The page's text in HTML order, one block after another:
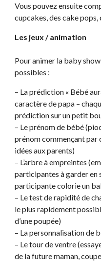
Vous pouvez ensuite
cupcakes, des cake pops,
Les jeux / animation
Pour animer la baby
possibles :
– La prédiction « Bébé
caractère de papa –
prédiction sur un petit
– Le prénom de bébé
prénom commençant
idées aux parents)
– L’arbre à empreintes
participantes à garder en
participante colorie un
– Le test de rapidité de
le plus rapidement
d’une poupée)
– La personnalisation de
– Le tour de ventre
de la future maman,